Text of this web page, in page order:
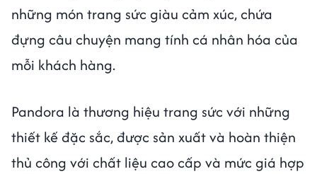
những món trang sức giàu cảm xúc, chứa
đựng câu chuyện mang tính cá nhân hóa của
mỗi khách hàng.
Pandora là thương hiệu trang sức với những
thiết kế đặc sắc, được sản xuất và hoàn thiện
thủ công với chất liệu cao cấp và mức giá hợp